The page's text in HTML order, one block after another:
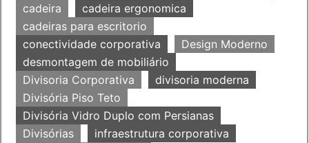
cadeira
cadeira ergonomica
cadeiras para escritorio
conectividade corporativa
Design Moderno
desmontagem de mobiliário
Divisoria Corporativa
divisoria moderna
Divisória Piso Teto
Divisória Vidro Duplo com Persianas
Divisórias
infraestrutura corporativa